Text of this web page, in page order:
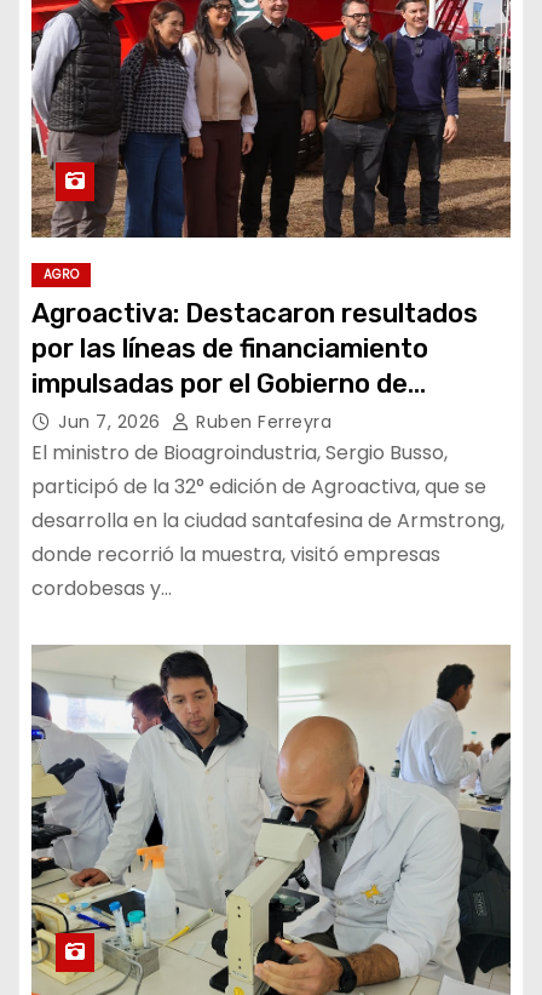
AGRO
Agroactiva: Destacaron resultados
por las líneas de financiamiento
impulsadas por el Gobierno de
Córdoba
Jun 7, 2026 Ruben Ferreyra
El ministro de Bioagroindustria, Sergio Busso,
participó de la 32° edición de Agroactiva, que se
desarrolla en la ciudad santafesina de Armstrong,
donde recorrió la muestra, visitó empresas
cordobesas y…